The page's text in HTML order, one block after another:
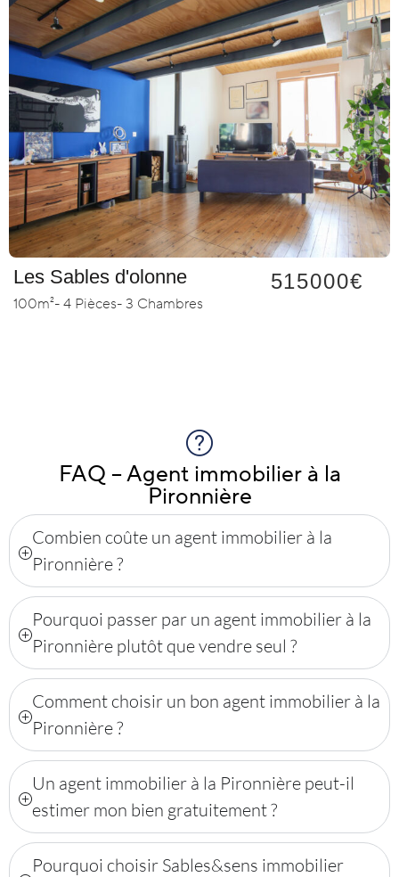
Les Sables d'olonne 515000€
100m²- 4 Pièces- 3 Chambres
FAQ – Agent immobilier à la
Pironnière
Combien coûte un agent immobilier à la
Pironnière ?
Pourquoi passer par un agent immobilier à la
Pironnière plutôt que vendre seul ?
Comment choisir un bon agent immobilier à la
Pironnière ?
Un agent immobilier à la Pironnière peut-il
estimer mon bien gratuitement ?
Pourquoi choisir Sables&sens immobilier